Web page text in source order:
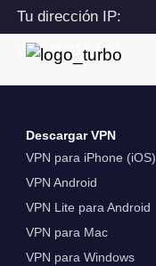
Tu dirección IP:
216.73.217.140
Descargar VPN
VPN para iPhone (iOS)
VPN Android
VPN Lite para Android
VPN para Mac
VPN para Windows